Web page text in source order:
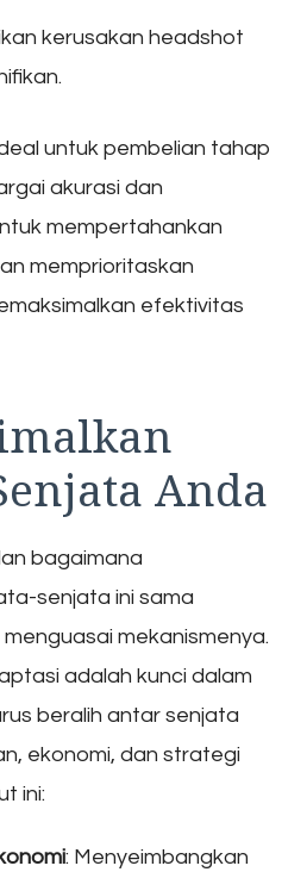
kerusakan headshot
untuk pembelian tahap
akurasi dan
mempertahankan
memprioritaskan
efektivitas
Anda
bagaimana
senjata ini sama
mekanismenya.
adalah kunci dalam
beralih antar senjata
ekonomi, dan strategi
ini:
: Menyeimbangkan